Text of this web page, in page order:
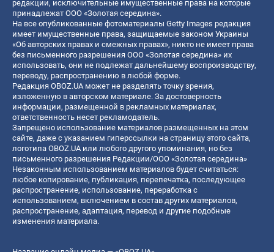
редакции, исключительные имущественные права на которые
принадлежат ООО «Золотая середина».
На все опубликованные фотоматериалы Getty Images редакция
имеет имущественные права, защищаемые законом Украины
«Об авторских правах и смежных правах», никто не имеет права
без письменного разрешения ООО «Золотая середина» их
использовать, они не подлежат дальнейшему воспроизводству,
переводу, распространению в любой форме.
Редакция OBOZ.UA может не разделять точку зрения,
изложенную в авторском материале. За достоверность
информации, размещенной в рекламных материалах,
ответственность несет рекламодатель.
Запрещено использование материалов размещенных на этом
сайте, даже с указанием гиперссылки на страницу этого сайта,
логотипа OBOZ.UA или любого другого упоминания, но без
письменного разрешения Редакции/ООО «Золотая середина»
Незаконным использованием материалов будет считаться:
любое копирование, публикация, перепечатка, последующее
распространение, использование, переработка с
использованием, включением в состав других материалов,
распространение, адаптация, перевод и другие подобные
изменения материала.